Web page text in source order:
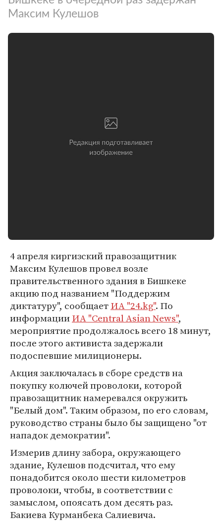
Максим Кулешов
4 апреля киргизский правозащитник
Максим Кулешов провел возле
правительственного здания в Бишкеке
акцию под названием "Поддержим
диктатуру", сообщаетИА "24.kg". По
информацииИА "Central Asian News",
мероприятие продолжалось всего 18 минут,
после этого активиста задержали
подоспевшие милиционеры.
Акция заключалась в сборе средств на
покупку колючей проволоки, которой
правозащитник намеревался окружить
"Белый дом". Таким образом, по его словам,
руководство страны было бы защищено "от
нападок демократии".
Измерив длину забора, окружающего
здание, Кулешов подсчитал, что ему
понадобится около шести километров
проволоки, чтобы, в соответствии с
замыслом, опоясать дом десять раз.
Бакиева Курманбека Салиевича.